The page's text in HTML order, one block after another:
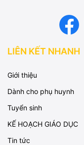
LIÊN KẾT NHANH
Giới thiệu
Dành cho phụ huynh
Tuyển sinh
KẾ HOẠCH GIÁO DỤC
Tin tức